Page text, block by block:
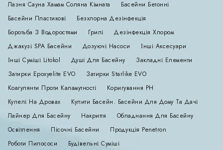
Лазня Сауна Хамам Соляна Кімната
Басейни Бетонні
Басейни Пластикові
Безхлорна Дезінфекція
Боротьба З Водоростями
Грилі
Дезінфекція Хлором
Джакузі SPA Басейни
Дозуючі Насоси
Інші Аксесуари
Інші Суміші Litokol
Душі Для Басейну
Закладні Елементи
Затирки Epoxyelite EVO
Затирки Starlike EVO
Коагулянти Проти Каламутності
Коригування РН
Купелі На Дровах
Купити Басейн. Басейни Для Дому Та Дачі
Лайнер Для Басейну
Накриття
Обладнання Для Басейну
Освітлення
Пісочні Басейни
Продукція Penetron
Роботи Пилососи
Будівельні Суміші